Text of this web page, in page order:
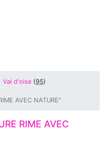
Val d'oise (95)
AVEC NATURE"
RIME AVEC